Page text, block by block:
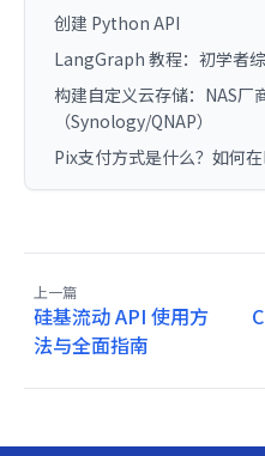
创建 Python API
LangGraph 教程：初学者
构建自定义云存储：NAS厂
（Synology/QNAP）
Pix支付方式是什么？如何在
上一篇
硅基流动 API 使用方
法与全面指南